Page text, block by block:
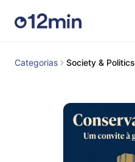
Categorias Society & Politics